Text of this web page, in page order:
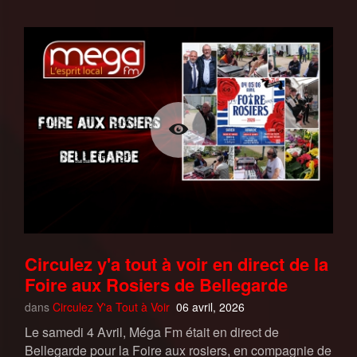
Circulez y'a tout à voir en direct de la
Foire aux Rosiers de Bellegarde
dans Circulez Y'a Tout à Voir 06 avril, 2026
Le samedi 4 Avril, Méga Fm était en direct de
Bellegarde pour la Foire aux rosiers, en compagnie de